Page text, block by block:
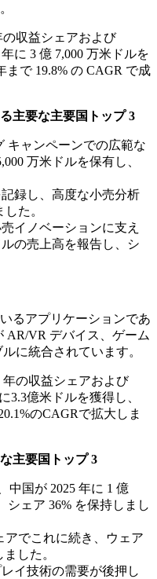
収益シェアおよび
に 3 億 7,000 万米ドルを
まで 19.8% の CAGR で成
主要な主要国トップ 3
キャンペーンでの広範な
万米ドルを保有し、
録し、高度な小売分析
た。
イノベーションに支え
の売上高を報告し、シ
るアプリケーションであ
AR/VR デバイス、ゲーム
に統合されています。
の収益シェアおよび
3.3億米ドルを獲得し、
のCAGRで拡大しま
主要国トップ 3
中国が 2025 年に 1 億
シェア 36% を保持しまし
アでこれに続き、ウェア
した。
イ技術の需要が後押し